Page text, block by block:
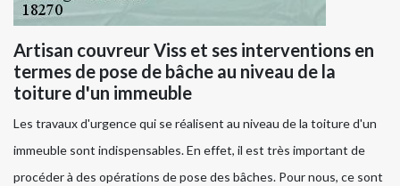
Artisan couvreur Viss et ses interventions en
termes de pose de bâche au niveau de la
toiture d'un immeuble
Les travaux d'urgence qui se réalisent au niveau de la toiture d'un
immeuble sont indispensables. En effet, il est très important de
procéder à des opérations de pose des bâches. Pour nous, ce sont